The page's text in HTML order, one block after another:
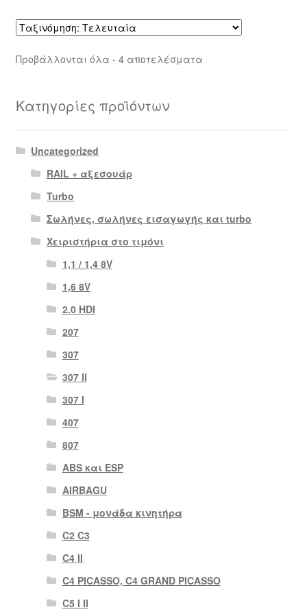
Προβάλλονται όλα - 4 αποτελέσματαSorted
Κατηγορίες προϊόντων
Uncategorized
RAIL + αξεσουάρ
Turbo
Σωλήνες, σωλήνες εισαγωγής και turbo
Χειριστήρια στο τιμόνι
1,1 / 1,4 8V
1,6 8V
2.0 HDI
207
307
307 II
307 Ι
407
807
ABS και ESP
AIRBAGU
BSM - μονάδα κινητήρα
C2 C3
C4 II
C4 PICASSO, C4 GRAND PICASSO
C5 I II